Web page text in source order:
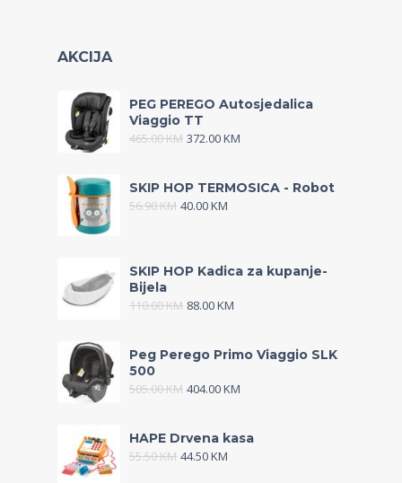
AKCIJA
PEG PEREGO Autosjedalica
Viaggio TT
465.00KM 372.00KM
SKIP HOP TERMOSICA - Robot
56.90KM 40.00KM
SKIP HOP Kadica za kupanje-
Bijela
110.00KM 88.00KM
Peg Perego Primo Viaggio SLK
500
505.00KM 404.00KM
HAPE Drvena kasa
55.50KM 44.50KM